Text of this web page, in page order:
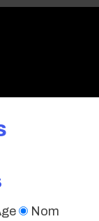
Nom